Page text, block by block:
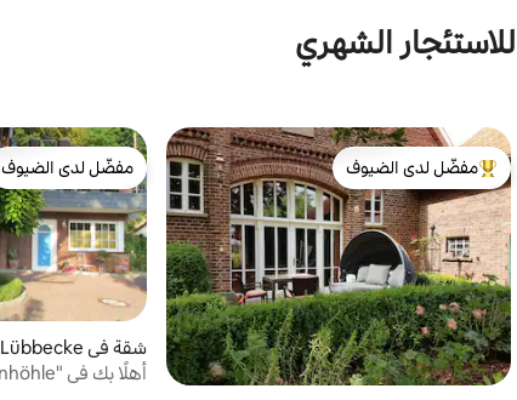
الشهري
من أبرز البيوت المفضّلة لدى الضيوف
مفضّل لدى الضيوف
مفضّل لدى الضيوف
مفضّل لدى الضيوف
شقة في Lübbecke